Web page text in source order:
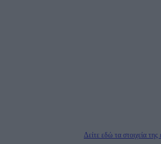
Δείτε εδώ τα στοιχεία της